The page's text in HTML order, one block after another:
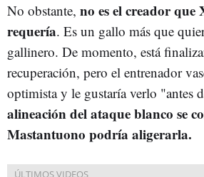
No obstante, no es el creador que
requería. Es un gallo más que
gallinero. De momento, está
recuperación, pero el entrenador
optimista y le gustaría verlo "antes
alineación del ataque blanco se
Mastantuono podría aligerarla.